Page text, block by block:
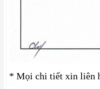
* Mọi chi tiết xin liên